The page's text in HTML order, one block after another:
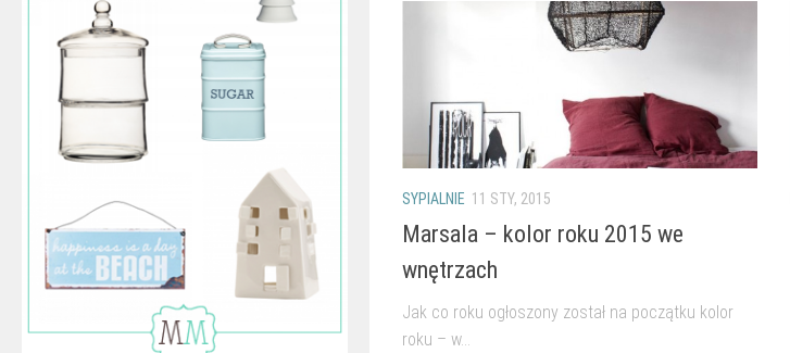
SYPIALNIE 11 STY, 2015
Marsala – kolor roku 2015 we
wnętrzach
Jak co roku ogłoszony został na początku kolor
roku – w...